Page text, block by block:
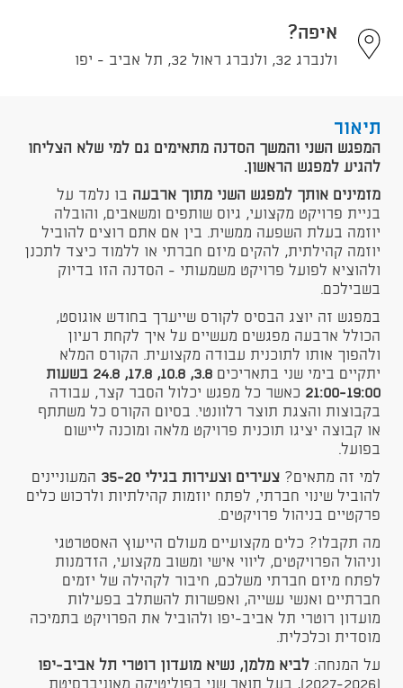
איפה?
ולנברג 32, ולנברג ראול 32, תל אביב - יפו
תיאור
המפגש השני והמשך הסדנה מתאימים גם למי שלא הצליחו
להגיע למפגש הראשון.
מזמינים אותך למפגש השני מתוך ארבעה בו נלמד על
בניית פרויקט מקצועי, גיוס שותפים ומשאבים, והובלה
יוזמה בעלת השפעה ממשית. בין אם אתם רוצים להוביל
יוזמה קהילתית, להקים מיזם חברתי או ללמוד כיצד לתכנן
ולהוציא לפועל פרויקט משמעותי - הסדנה הזו בדיוק
בשבילכם.
במפגש זה יוצג הבסיס לקורס שייערך בחודש אוגוסט,
הכולל ארבעה מפגשים מעשיים על איך לקחת רעיון
ולהפוך אותו לתוכנית עבודה מקצועית. הקורס המלא
יתקיים בימי שני בתאריכים
3.8, 10.8, 17.8, 24.8 בשעות
21:00-19:00 כאשר כל מפגש יכלול הסבר קצר, עבודה
בקבוצות והצגת תוצר רלוונטי. בסיום הקורס כל משתתף
או קבוצה יציגו תוכנית פרויקט מלאה ומוכנה ליישום
בפועל.
למי זה מתאים? צעירים וצעירות בגילי 35-20
המעוניינים
להוביל שינוי חברתי, לפתח יוזמות קהילתיות ולרכוש כלים
פרקטיים בניהול פרויקטים.
מה תקבלו? כלים מקצועיים מעולם הייעוץ האסטרטגי
וניהול הפרויקטים, ליווי אישי ומשוב מקצועי, הזדמנות
לפתח מיזם חברתי משלכם, חיבור לקהילה של יזמים
חברתיים ואנשי עשייה, ואפשרות להשתלב בפעילות
מועדון רוטרי תל אביב-יפו ולהוביל את הפרויקט בתמיכה
מוסדית וכלכלית.
על המנחה: לביא מלמן, נשיא מועדון רוטרי תל אביב-יפו
(2027-2026), בעל תואר שני בפוליטיקה מאוניברסיטת